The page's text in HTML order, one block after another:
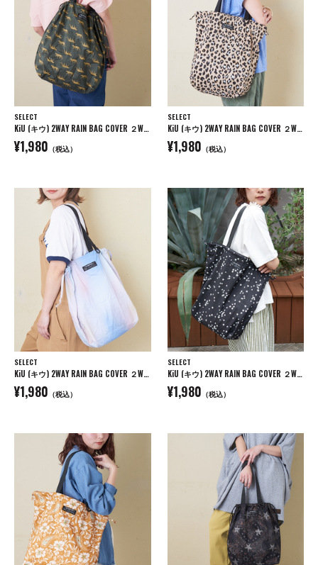
SELECT
KiU (キウ) 2WAY RAIN BAG COVER ２WAYレインバッグカバー
¥1,980 （税込）
SELECT
KiU (キウ) 2WAY RAIN BAG COVER ２WAYレインバッグカバー
¥1,980 （税込）
SELECT
KiU (キウ) 2WAY RAIN BAG COVER ２WAYレインバッグカバー
¥1,980 （税込）
SELECT
KiU (キウ) 2WAY RAIN BAG COVER ２WAYレインバッグカバー
¥1,980 （税込）